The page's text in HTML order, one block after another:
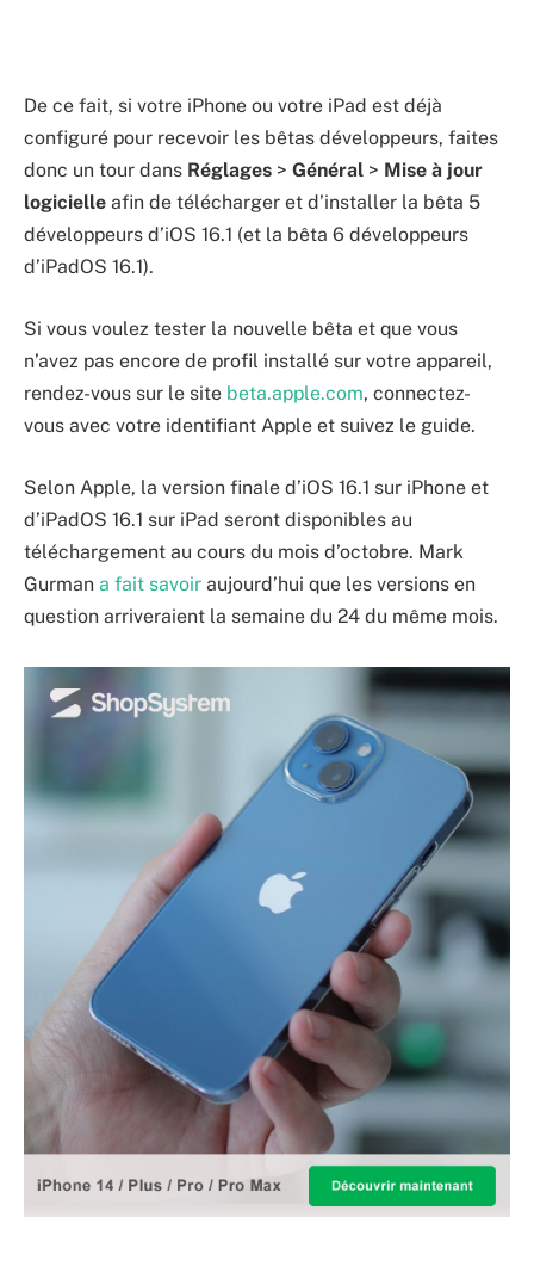
De ce fait, si votre iPhone ou votre iPad est déjà
configuré pour recevoir les bêtas développeurs, faites
donc un tour dans Réglages > Général > Mise à jour
logicielle afin de télécharger et d’installer la bêta 5
développeurs d’iOS 16.1 (et la bêta 6 développeurs
d’iPadOS 16.1).
Si vous voulez tester la nouvelle bêta et que vous
n’avez pas encore de profil installé sur votre appareil,
rendez-vous sur le site beta.apple.com, connectez-
vous avec votre identifiant Apple et suivez le guide.
Selon Apple, la version finale d’iOS 16.1 sur iPhone et
d’iPadOS 16.1 sur iPad seront disponibles au
téléchargement au cours du mois d’octobre. Mark
Gurman a fait savoir aujourd’hui que les versions en
question arriveraient la semaine du 24 du même mois.